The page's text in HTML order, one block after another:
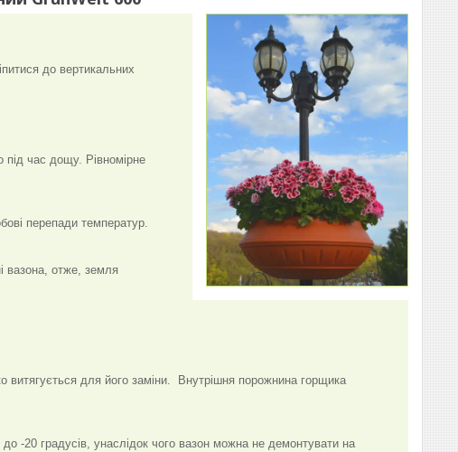
до вертикальних
під час дощу. Рівномірне
перепади температур.
вазона, отже, земля
витягується для його заміни. Внутрішня порожнина горщика
-20 градусів, унаслідок чого вазон можна не демонтувати на